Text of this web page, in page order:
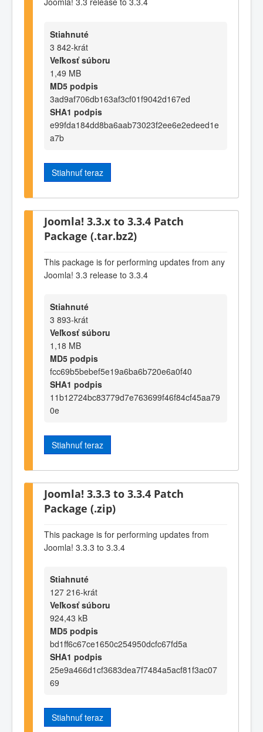
Stiahnuté
3 842-krát
Veľkosť súboru
1,49 MB
MD5 podpis
3ad9af706db163af3cf01f9042d167ed
SHA1 podpis
e99fda184dd8ba6aab73023f2ee6e2edeed1e
a7b
Stiahnuť teraz
Joomla! 3.3.x to 3.3.4 Patch
Package (.tar.bz2)
This package is for performing updates from any
Joomla! 3.3 release to 3.3.4
Stiahnuté
3 893-krát
Veľkosť súboru
1,18 MB
MD5 podpis
fcc69b5bebef5e19a6ba6b720e6a0f40
SHA1 podpis
11b12724bc83779d7e763699f46f84cf45aa79
0e
Stiahnuť teraz
Joomla! 3.3.3 to 3.3.4 Patch
Package (.zip)
This package is for performing updates from
Joomla! 3.3.3 to 3.3.4
Stiahnuté
127 216-krát
Veľkosť súboru
924,43 kB
MD5 podpis
bd1ff6c67ce1650c254950dcfc67fd5a
SHA1 podpis
25e9a466d1cf3683dea7f7484a5acf81f3ac07
69
Stiahnuť teraz